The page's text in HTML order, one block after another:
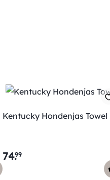
Kentucky Hondenjas Towel
74.99